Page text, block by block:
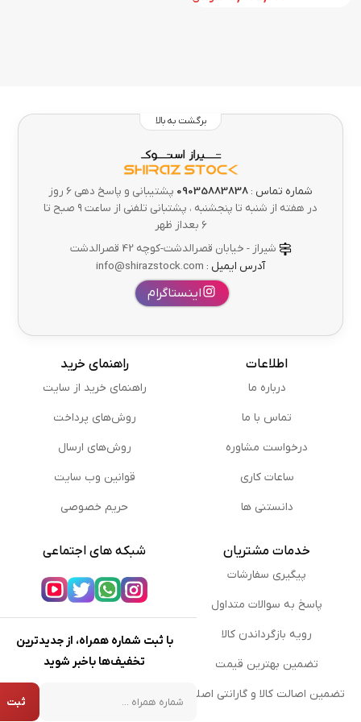
برگشت به بالا
شماره تماس : 09035883838
پشتیبانی و پاسخ دهی 6 روز
در هفته از شنبه تا پنجشنبه ، پشتبانی تلفنی از ساعت ۹ صبح تا
۶ بعداز ظهر
شیراز - خیابان قصرالدشت-کوچه 42 قصرالدشت
آدرس ایمیل :
اینستاگرام
اطلاعات
درباره ما
تماس با ما
درخواست مشاوره
ساعات کاری
دانستنی ها
راهنمای خرید
راهنمای خرید از سایت
روش‌های پرداخت
روش‌های ارسال
قوانین وب سایت
حریم خصوصی
خدمات مشتریان
پیگیری سفارشات
پاسخ به سوالات متداول
رویه بازگرداندن کالا
تضمین بهترین قیمت
تضمین اصالت کالا و گارانتی اصلی
شبکه های اجتماعی
با ثبت شماره همراه، از جدیدترین
تخفیف‌ها باخبر شوید
شماره همراه
ثبت